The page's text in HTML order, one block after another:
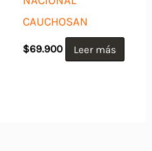
CAUCHOSAN
$69.900 Leer más